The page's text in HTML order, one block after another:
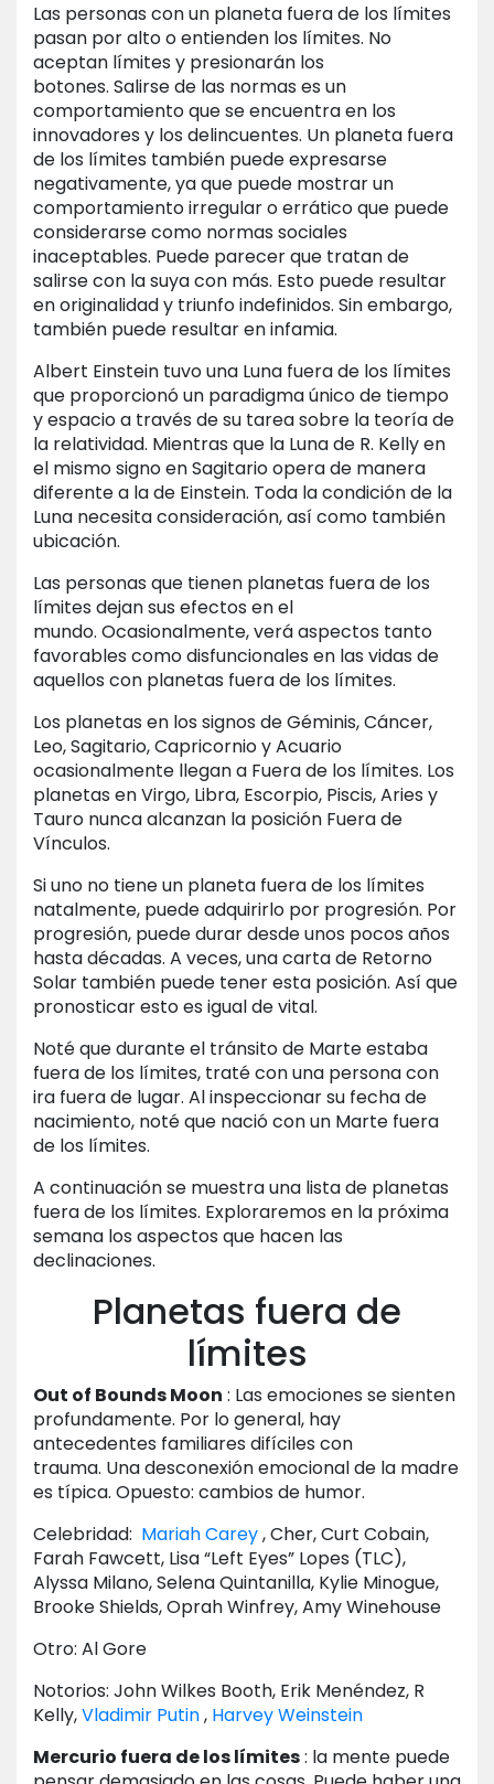
Las personas con un planeta fuera de los límites
pasan por alto o entienden los límites. No
aceptan límites y presionarán los
botones. Salirse de las normas es un
comportamiento que se encuentra en los
innovadores y los delincuentes. Un planeta fuera
de los límites también puede expresarse
negativamente, ya que puede mostrar un
comportamiento irregular o errático que puede
considerarse como normas sociales
inaceptables. Puede parecer que tratan de
salirse con la suya con más. Esto puede resultar
en originalidad y triunfo indefinidos. Sin embargo,
también puede resultar en infamia.
Albert Einstein tuvo una Luna fuera de los límites
que proporcionó un paradigma único de tiempo
y espacio a través de su tarea sobre la teoría de
la relatividad. Mientras que la Luna de R. Kelly en
el mismo signo en Sagitario opera de manera
diferente a la de Einstein. Toda la condición de la
Luna necesita consideración, así como también
ubicación.
Las personas que tienen planetas fuera de los
límites dejan sus efectos en el
mundo. Ocasionalmente, verá aspectos tanto
favorables como disfuncionales en las vidas de
aquellos con planetas fuera de los límites.
Los planetas en los signos de Géminis, Cáncer,
Leo, Sagitario, Capricornio y Acuario
ocasionalmente llegan a Fuera de los límites. Los
planetas en Virgo, Libra, Escorpio, Piscis, Aries y
Tauro nunca alcanzan la posición Fuera de
Vínculos.
Si uno no tiene un planeta fuera de los límites
natalmente, puede adquirirlo por progresión. Por
progresión, puede durar desde unos pocos años
hasta décadas. A veces, una carta de Retorno
Solar también puede tener esta posición. Así que
pronosticar esto es igual de vital.
Noté que durante el tránsito de Marte estaba
fuera de los límites, traté con una persona con
ira fuera de lugar. Al inspeccionar su fecha de
nacimiento, noté que nació con un Marte fuera
de los límites.
A continuación se muestra una lista de planetas
fuera de los límites. Exploraremos en la próxima
semana los aspectos que hacen las
declinaciones.
Planetas fuera de
límites
Out of Bounds Moon : Las emociones se sienten
profundamente. Por lo general, hay
antecedentes familiares difíciles con
trauma. Una desconexión emocional de la madre
es típica. Opuesto: cambios de humor.
Celebridad: Mariah Carey, Cher, Curt Cobain,
Farah Fawcett, Lisa “Left Eyes” Lopes (TLC),
Alyssa Milano, Selena Quintanilla, Kylie Minogue,
Brooke Shields, Oprah Winfrey, Amy Winehouse
Otro: Al Gore
Notorios: John Wilkes Booth, Erik Menéndez, R
Kelly,Vladimir Putin, Harvey Weinstein
Mercurio fuera de los límites: la mente puede